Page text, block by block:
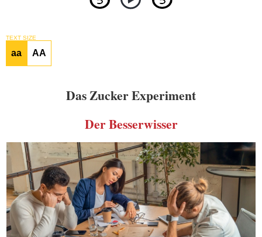
TEXT SIZE
aa AA
Das Zucker Experiment
Der Besserwisser